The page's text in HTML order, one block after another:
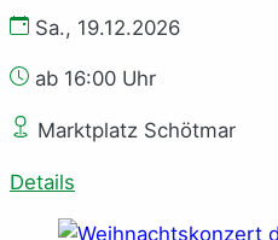
Sa., 19.12.2026
ab 16:00 Uhr
Marktplatz Schötmar
Details